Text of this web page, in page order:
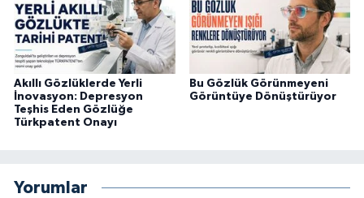
Akıllı Gözlüklerde Yerli
İnovasyon: Depresyon
Teşhis Eden Gözlüğe
Türkpatent Onayı
Bu Gözlük Görünmeyeni
Görüntüye Dönüştürüyor
Yorumlar